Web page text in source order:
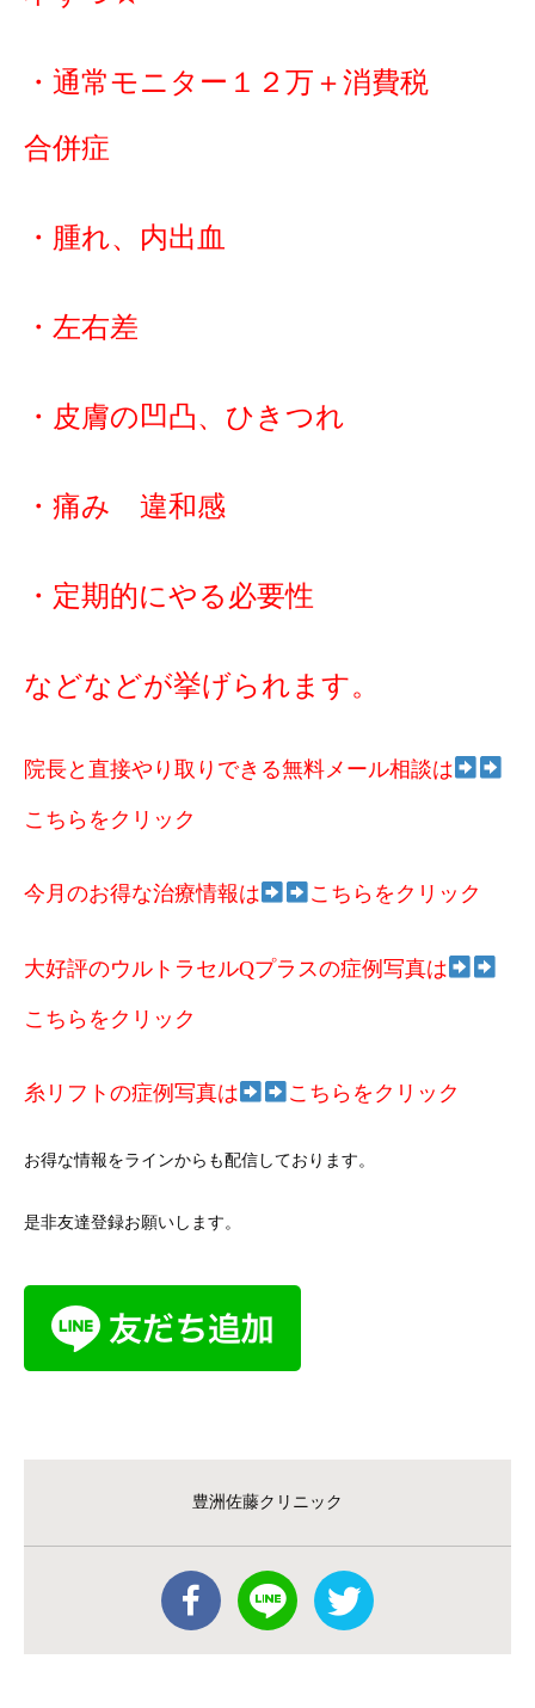
・通常モニター１２万＋消費税
合併症
・腫れ、内出血
・左右差
・皮膚の凹凸、ひきつれ
・痛み 違和感
・定期的にやる必要性
などなどが挙げられます。
院長と直接やり取りできる無料メール相談は
こちらをクリック
今月のお得な治療情報は こちらをクリック
大好評のウルトラセルQプラスの症例写真は
こちらをクリック
糸リフトの症例写真は こちらをクリック
お得な情報をラインからも配信しております。
是非友達登録お願いします。
豊洲佐藤クリニック